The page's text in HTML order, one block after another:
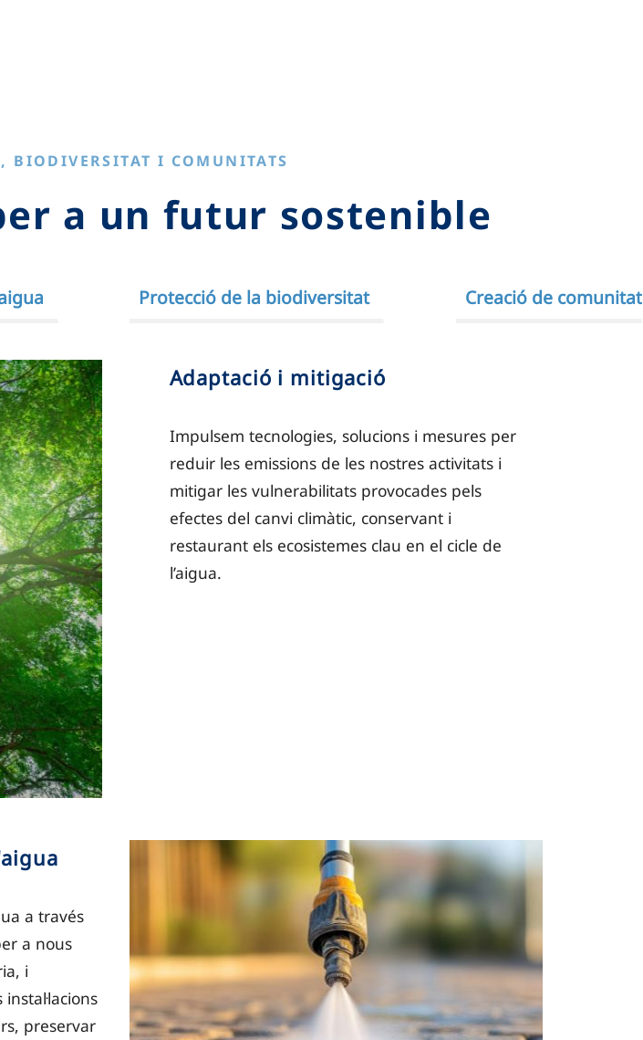
BIODIVERSITAT I COMUNITATS
a un futur sostenible
Protecció de la biodiversitat Creació de
Adaptació i mitigació
Impulsem tecnologies, solucions i mesures per
reduir les emissions de les nostres activitats i
mitigar les vulnerabilitats provocades pels
efectes del canvi climàtic, conservant i
restaurant els ecosistemes clau en el cicle de
l’aigua.
a través
a nous
i
preservar